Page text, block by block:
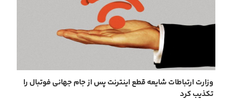
وزارت ارتباطات شایعه قطع اینترنت پس از جام جهانی فوتبال را
تکذیب کرد